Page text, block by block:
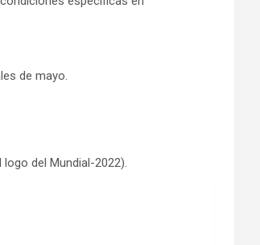
de mayo.
del Mundial-2022).